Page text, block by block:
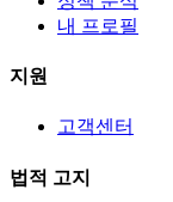
내 프로필
지원
고객센터
법적 고지